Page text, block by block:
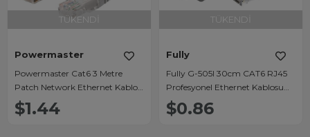
TÜKENDI
Powermaster
Powermaster Cat6 3 Metre
Patch Network Ethernet Kablo
Poşetli
$1.44
TÜKENDI
Fully
Fully G-505I 30cm CAT6 RJ45
Profesyonel Ethernet Kablosu
Yüksek Hızlı Veri ve İnternet
Kablosu
$0.86